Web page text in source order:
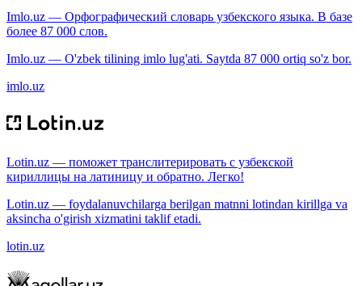
Imlo.uz — Орфографический словарь узбекского языка. В базе
более 87 000 слов.
Imlo.uz — O'zbek tilining imlo lug'ati. Saytda 87 000 ortiq so'z bor.
imlo.uz
Lotin.uz — поможет транслитерировать с узбекской
кириллицы на латиницу и обратно. Легко!
Lotin.uz — foydalanuvchilarga berilgan matnni lotindan kirillga va
aksincha o'girish xizmatini taklif etadi.
lotin.uz